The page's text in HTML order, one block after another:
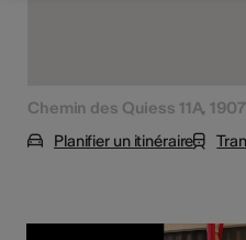
Chemin des Quiess 11A,
Planifier un itinéraire